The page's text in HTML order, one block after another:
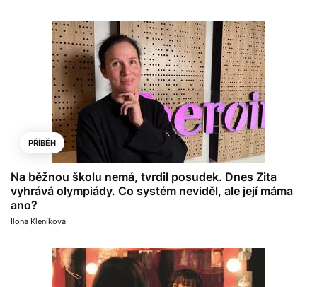
PŘÍBĚH
Na běžnou školu nemá, tvrdil posudek. Dnes Zita
vyhrává olympiády. Co systém neviděl, ale její máma
ano?
Ilona Kleníková